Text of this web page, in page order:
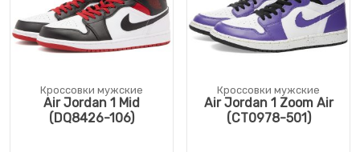
Кроссовки мужские
Air Jordan 1 Mid
(DQ8426-106)
Кроссовки мужские
Air Jordan 1 Zoom Air
(CT0978-501)